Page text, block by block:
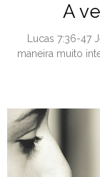
A
Lucas 7:36-47
maneira muito